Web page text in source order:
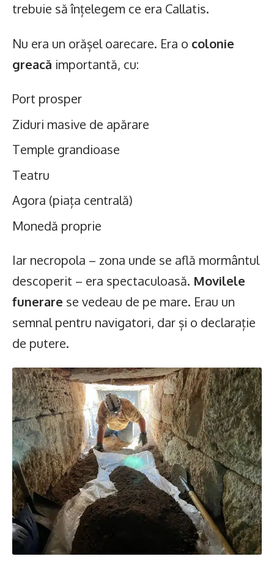
trebuie să înțelegem ce era Callatis.
Nu era un orășel oarecare. Era o colonie
greacă importantă, cu:
Port prosper
Ziduri masive de apărare
Temple grandioase
Teatru
Agora (piața centrală)
Monedă proprie
Iar necropola – zona unde se află mormântul
descoperit – era spectaculoasă. Movilele
funerare se vedeau de pe mare. Erau un
semnal pentru navigatori, dar și o declarație
de putere.